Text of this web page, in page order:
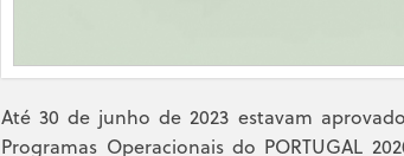
Até 30 de junho de 2023 estavam
Programas Operacionais do PORTUGAL